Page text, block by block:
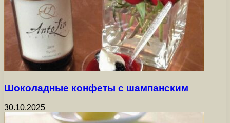
Шоколадные конфеты с шампанским
30.10.2025